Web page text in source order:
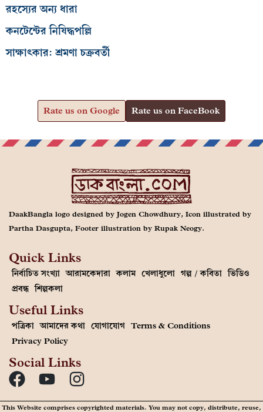
রহস্যের অন্য ধারা
কনটেন্টের নিষিদ্ধপল্লি
সাক্ষাৎকার: শ্রমণা চক্রবর্তী
Rate us on Google Rate us on FaceBook
DaakBangla logo designed by Jogen Chowdhury, Icon illustrated by
Partha Dasgupta, Footer illustration by Rupak Neogy.
Quick Links
নির্বাচিত সংখ্যা আরামকেদারা কলাম খেলাধুলো গল্প / কবিতা ভিডিও
প্রবন্ধ শিল্পকলা
Useful Links
পত্রিকা আমাদের কথা যোগাযোগ Terms & Conditions
Privacy Policy
Social Links
This Website comprises copyrighted materials. You may not copy, distribute, reuse,